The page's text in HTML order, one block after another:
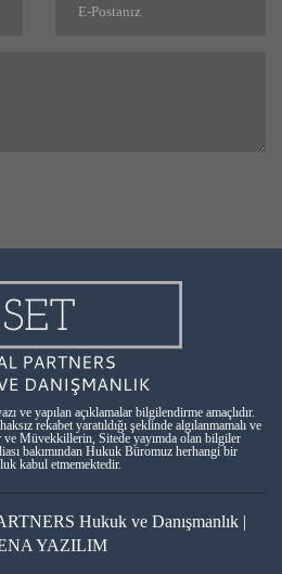
ve yapılan açıklamalar bilgilendirme amaçlıdır.
rekabet yaratıldığı şeklinde algılanmamalı ve
ve Müvekkillerin, Sitede yayımda olan bilgiler
bakımından Hukuk Büromuz herhangi bir
kabul etmemektedir.
Hukuk ve Danışmanlık |
YAZILIM